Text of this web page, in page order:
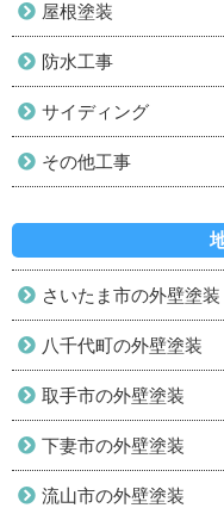
屋根塗装
防水工事
サイディング
その他工事
さいたま市の外壁塗装
八千代町の外壁塗装
取手市の外壁塗装
下妻市の外壁塗装
流山市の外壁塗装